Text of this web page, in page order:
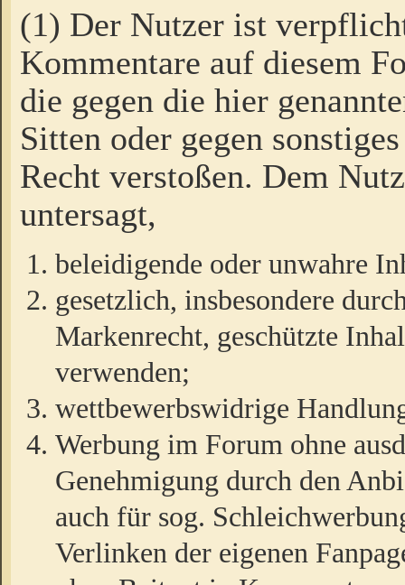
(1) Der Nutzer ist
Kommentare auf diesem
die gegen die hier
Sitten oder gegen
Recht verstoßen. Dem
untersagt,
beleidigende oder unwahre
gesetzlich, insbesondere
Markenrecht, geschützte
verwenden;
wettbewerbswidrige
Werbung im Forum ohne
Genehmigung durch den
auch für sog.
Verlinken der eigenen